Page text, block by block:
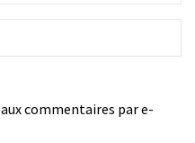
commentaires par e-